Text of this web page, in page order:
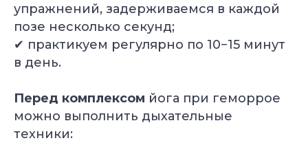
упражнений, задерживаемся в каждой
позе несколько секунд;
✔ практикуем регулярно по 10−15 минут
в день.
Перед комплексом йога при геморрое
можно выполнить дыхательные
техники: